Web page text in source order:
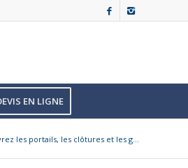
EN LIGNE
les portails, les clôtures et les g...